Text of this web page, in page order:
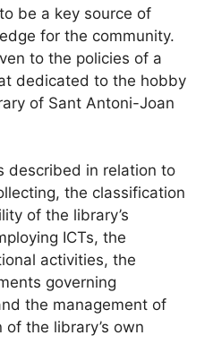
be a key source of
for the community.
to the policies of a
dedicated to the hobby
of Sant Antoni-Joan
described in relation to
the classification
of the library’s
ICTs, the
activities, the
governing
the management of
the library’s own